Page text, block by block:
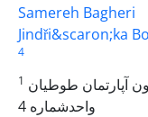
Samereh Bagheri
Jindři&scaron;ka
4
1
واحدشماره 4